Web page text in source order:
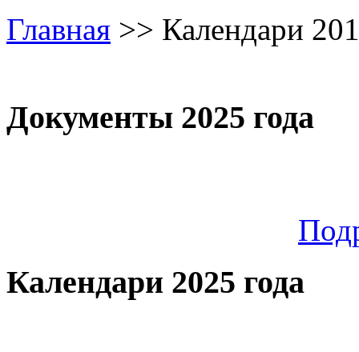
Главная >> Календари
Документы 2025 года
Календари 2025 года